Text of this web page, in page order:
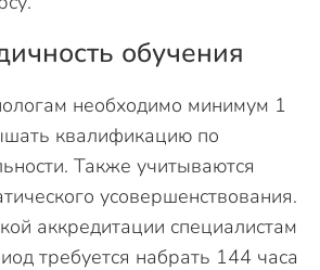
обучения
необходимо минимум 1
квалификацию по
Также учитываются
усовершенствования.
аккредитации специалистам
требуется набрать 144 часа